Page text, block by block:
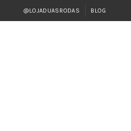
@LOJADUASRODAS BLOG